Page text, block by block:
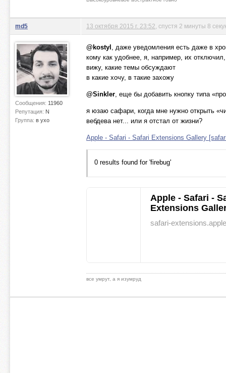
md5
Сообщения: 11960
Репутация: N
Группа: в ухо
13 октября 2015 г. 23:52 , спустя 2 минуты 8
@kostyl , даже уведомления есть даже в
кому как удобнее, я, например, их
вижу, какие темы обсуждают
в какие хочу, в такие захожу
@Sinkler, еще бы добавить кнопку типа
я юзаю сафари, когда мне нужно открыть
вебдева нет... или я отстал от жизни?
Apple - Safari - Safari Extensions Gallery
0 results found for 'firebug'
Apple - Safari -
Extensions
safari-
все умрут, а я изумруд